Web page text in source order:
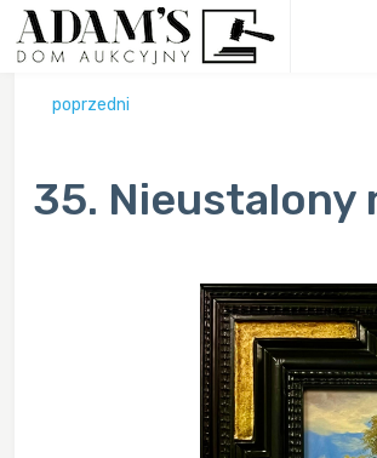
poprzedni
35. Nieustalony